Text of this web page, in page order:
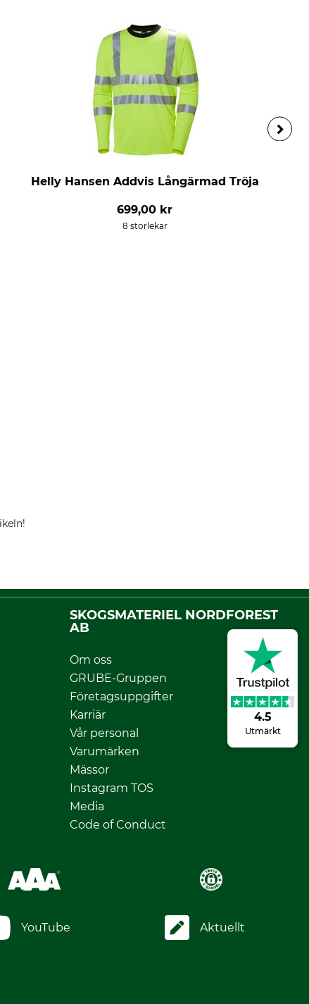
4.5
Utmärkt
Helly Hansen Addvis Långärmad Tröja
699,00 kr
8 storlekar
SKOGSMATERIEL NORDFOREST
AB
Om oss
GRUBE-Gruppen
Företagsuppgifter
Karriär
Vår personal
Varumärken
Mässor
Instagram TOS
Media
Code of Conduct
YouTube Aktuellt